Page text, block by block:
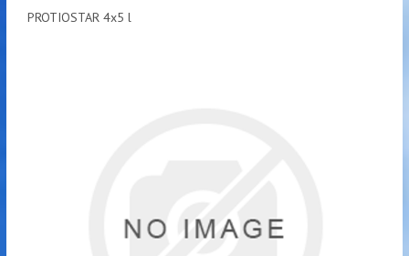
PROTIOSTAR 4x5 l